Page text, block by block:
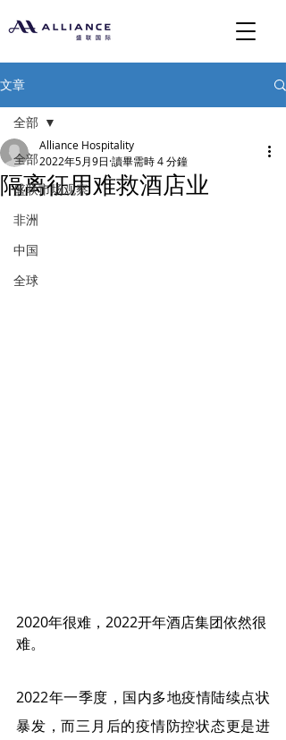
文章
全部
盛联市场观察
非洲
中国
全球
全部
隔离征用难救酒店业
Alliance Hospitality
2022年5月9日 讀畢需時 4 分鐘
2020年很难，2022开年酒店集团依然很
难。
2022年一季度，国内多地疫情陆续点状
暴发，而三月后的疫情防控状态更是进